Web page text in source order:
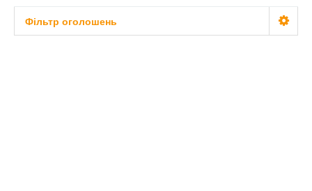
Фільтр оголошень